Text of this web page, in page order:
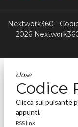
Nextwork360 -
2026
close
Codice
Clicca sul pulsante
appunti.
RSS link